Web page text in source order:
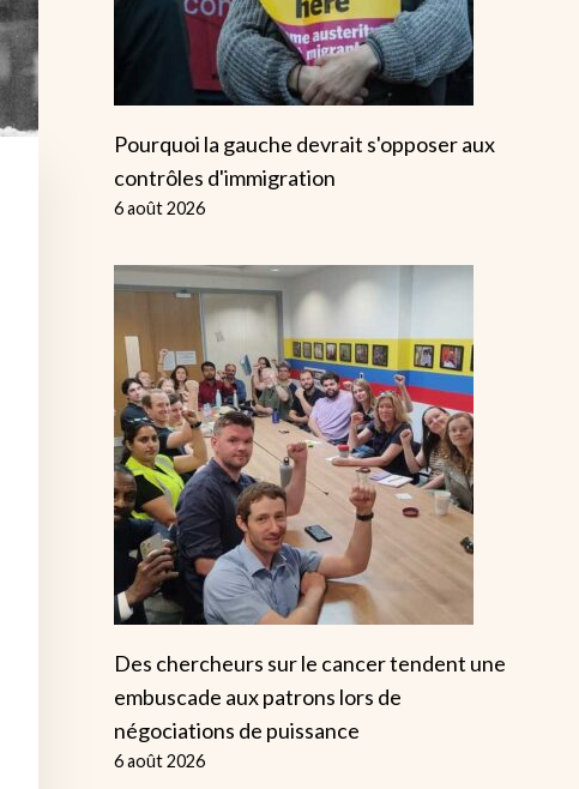
Pourquoi la gauche devrait s'opposer aux
contrôles d'immigration
6 août 2026
Des chercheurs sur le cancer tendent une
embuscade aux patrons lors de
négociations de puissance
6 août 2026